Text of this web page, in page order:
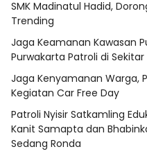
SMK Madinatul Hadid,
Trending
Jaga Keamanan Kawasan
Purwakarta Patroli di
Jaga Kenyamanan Warga,
Kegiatan Car Free Day
Patroli Nyisir Satkamling
Kanit Samapta dan
Sedang Ronda